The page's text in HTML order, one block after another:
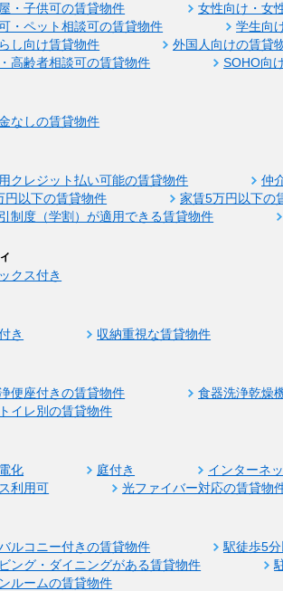
・子供可の賃貸物件 女性向け・女
・ペット相談可の賃貸物件
学生向
し向け賃貸物件
外国人向けの賃貸
高齢者相談可の賃貸物件
SOHO向
なしの賃貸物件
クレジット払い可能の賃貸物件 仲
円以下の賃貸物件
家賃5万円以下の
制度（学割）が適用できる賃貸物件
クス付き
き 収納重視な賃貸物件
便座付きの賃貸物件 食器洗浄乾燥
イレ別の賃貸物件
化 庭付き インターネ
利用可
光ファイバー対応の賃貸物
ルコニー付きの賃貸物件 駅徒歩5
ング・ダイニングがある賃貸物件
ルームの賃貸物件